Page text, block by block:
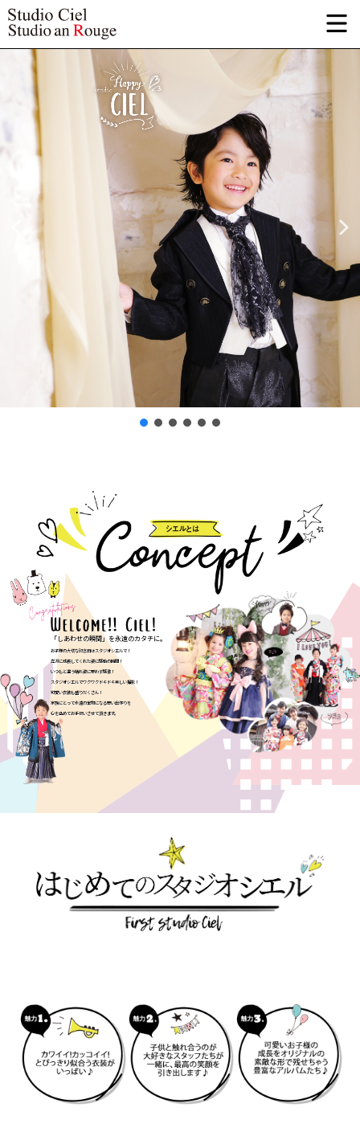
「しあわせの瞬間」を永遠のカタチに。
お子様の大切な記念日はスタジオシエルで！
立派に成長してくれた姿に感動の瞬間！
いつもと違う晴れ姿に思わず感激！
スタジオシエルでワクワクドキドキ楽しい撮影！
可愛い衣装も盛りだくさん！
家族にとって永遠の宝物になる思い出作りを
心を込めてお手伝いさせて頂きます。